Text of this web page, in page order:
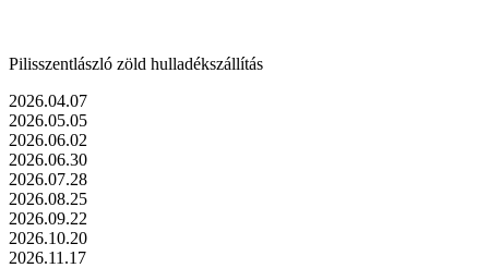
Pilisszentlászló zöld hulladékszállítás
2026.04.07
2026.05.05
2026.06.02
2026.06.30
2026.07.28
2026.08.25
2026.09.22
2026.10.20
2026.11.17